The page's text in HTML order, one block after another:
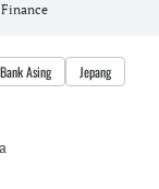
Finance
Bank Asing Jepang